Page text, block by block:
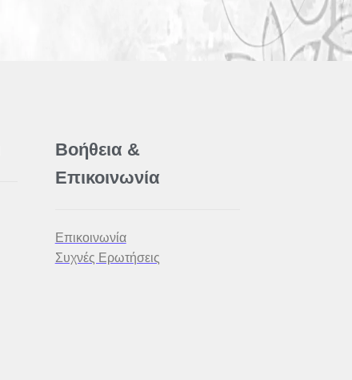
Βοήθεια &
Επικοινωνία
Επικοινωνία
Συχνές Ερωτήσεις